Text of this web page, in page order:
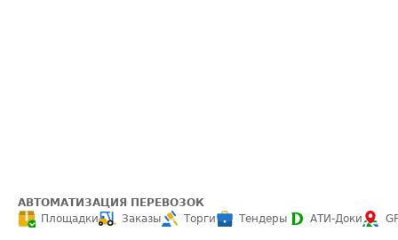
АВТОМАТИЗАЦИЯ ПЕРЕВОЗОК
Площадки
Заказы Торги Тендеры АТИ-Доки